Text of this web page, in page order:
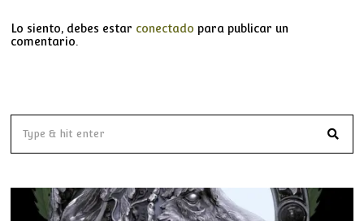
Lo siento, debes estar conectado para publicar un
comentario.